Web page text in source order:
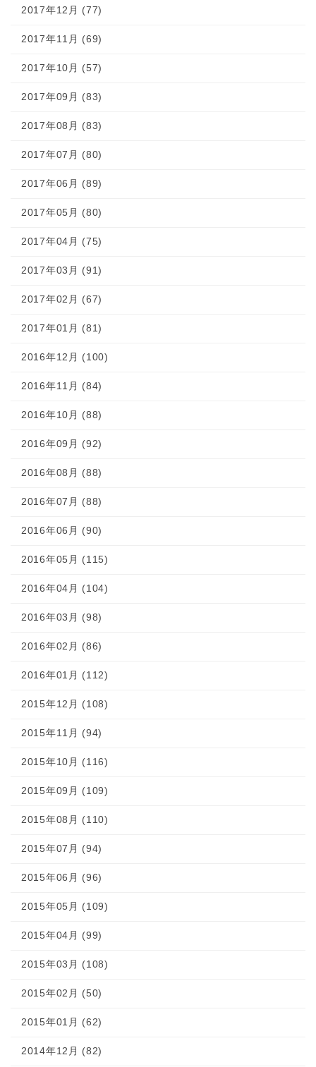
2017年12月 (77)
2017年11月 (69)
2017年10月 (57)
2017年09月 (83)
2017年08月 (83)
2017年07月 (80)
2017年06月 (89)
2017年05月 (80)
2017年04月 (75)
2017年03月 (91)
2017年02月 (67)
2017年01月 (81)
2016年12月 (100)
2016年11月 (84)
2016年10月 (88)
2016年09月 (92)
2016年08月 (88)
2016年07月 (88)
2016年06月 (90)
2016年05月 (115)
2016年04月 (104)
2016年03月 (98)
2016年02月 (86)
2016年01月 (112)
2015年12月 (108)
2015年11月 (94)
2015年10月 (116)
2015年09月 (109)
2015年08月 (110)
2015年07月 (94)
2015年06月 (96)
2015年05月 (109)
2015年04月 (99)
2015年03月 (108)
2015年02月 (50)
2015年01月 (62)
2014年12月 (82)